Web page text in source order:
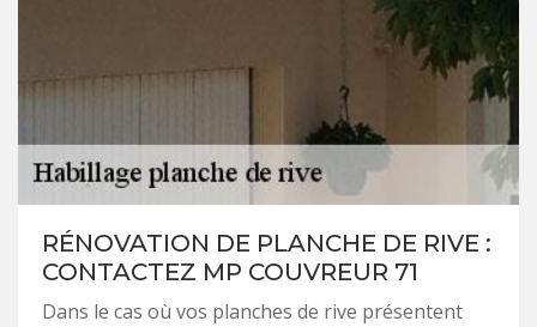
RÉNOVATION DE PLANCHE DE RIVE :
CONTACTEZ MP COUVREUR 71
Dans le cas où vos planches de rive présentent